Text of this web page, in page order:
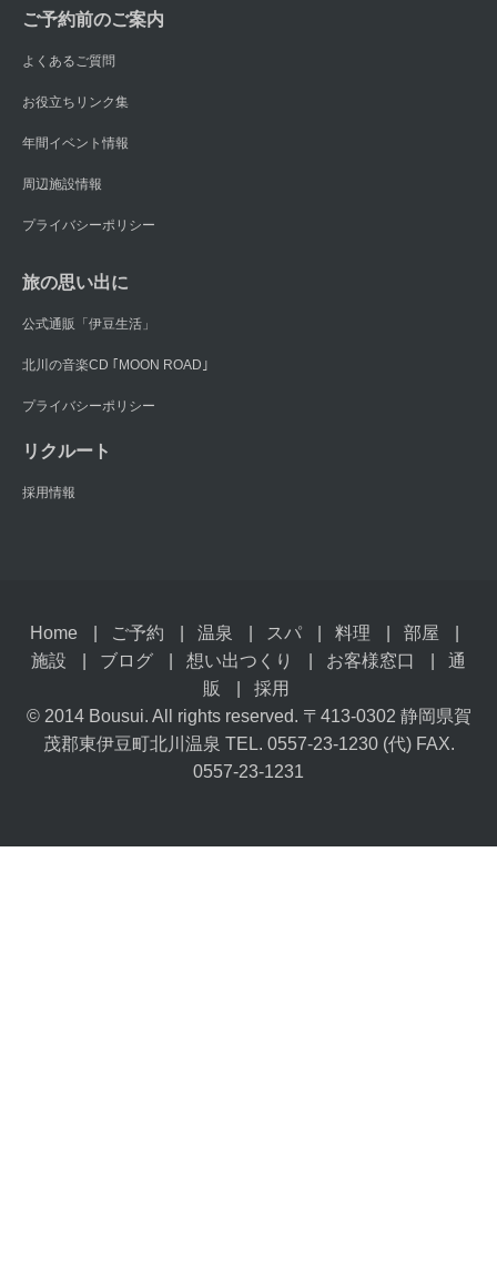
ご予約前のご案内
よくあるご質問
お役立ちリンク集
年間イベント情報
周辺施設情報
プライバシーポリシー
旅の思い出に
公式通販「伊豆生活」
北川の音楽CD ｢MOON ROAD｣
プライバシーポリシー
リクルート
採用情報
Home ご予約 温泉 スパ 料理
部屋
施設
ブログ 想い出つくり お客様窓口
通
販
採用
© 2014 Bousui. All rights reserved. 〒413-0302 静岡県賀
茂郡東伊豆町北川温泉 TEL. 0557-23-1230 (代) FAX.
0557-23-1231